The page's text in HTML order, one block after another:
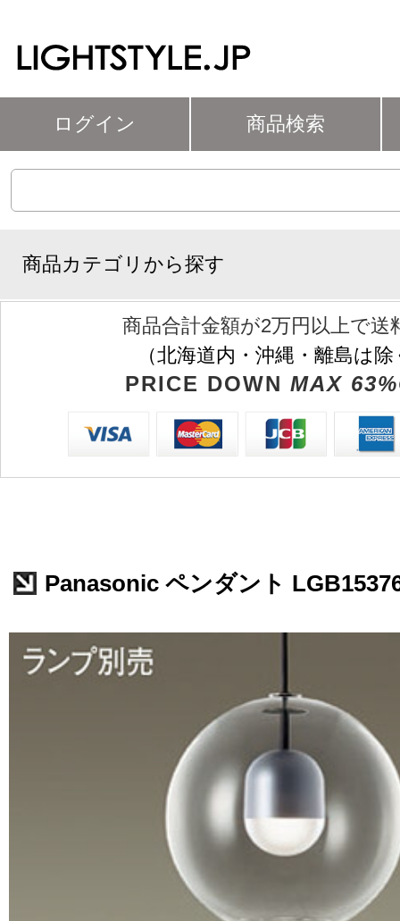
ログイン 商品検索
商品カテゴリから探す
商品合計金額が2万円以上で送
（北海道内・沖縄・離島は
PRICE DOWN MAX
Panasonic ペンダント